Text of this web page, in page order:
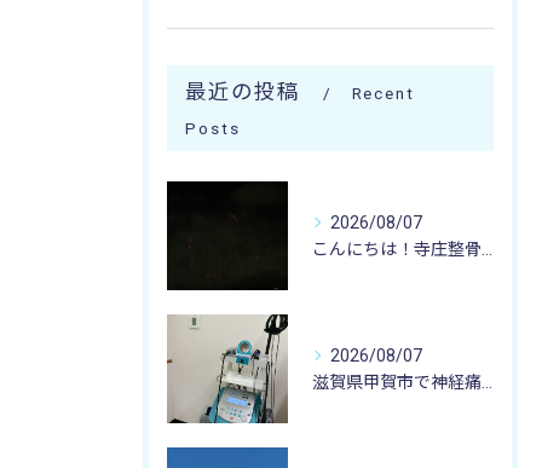
最近の投稿
Recent
Posts
2026/08/07
2026/08/07